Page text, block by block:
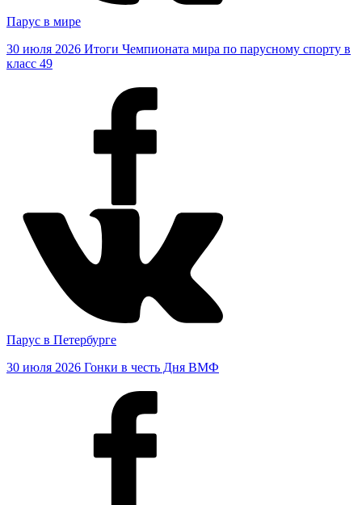
Парус в мире
30 июля 2026 Итоги Чемпионата мира по парусному спорту в
класс 49
Парус в Петербурге
30 июля 2026 Гонки в честь Дня ВМФ